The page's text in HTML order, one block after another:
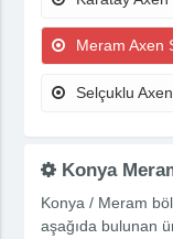
Meram Axen
Selçuklu
Konya
Konya / Meram
aşağıda bulunan